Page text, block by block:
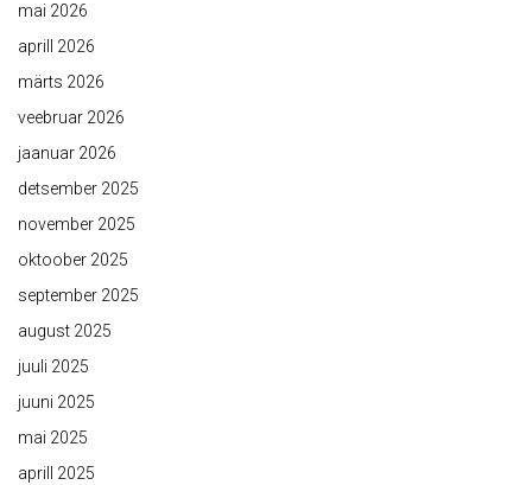
mai 2026
aprill 2026
märts 2026
veebruar 2026
jaanuar 2026
detsember 2025
november 2025
oktoober 2025
september 2025
august 2025
juuli 2025
juuni 2025
mai 2025
aprill 2025